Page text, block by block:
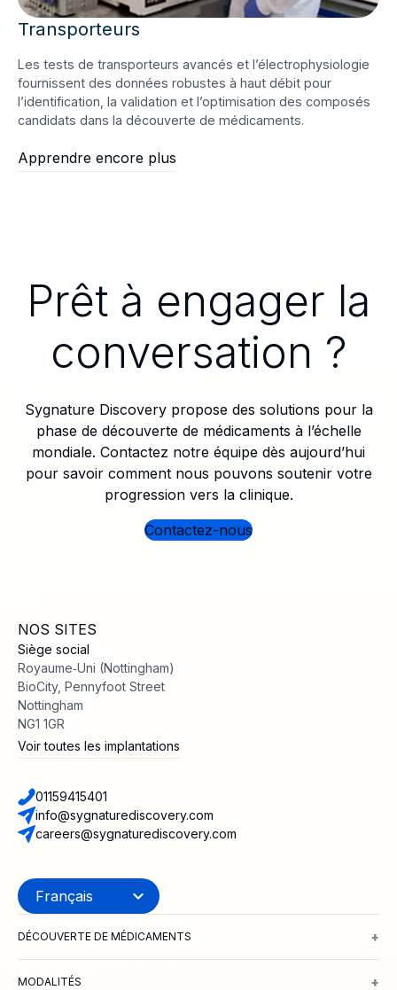
Transporteurs
Les tests de transporteurs avancés et l’électrophysiologie
fournissent des données robustes à haut débit pour
l’identification, la validation et l’optimisation des composés
candidats dans la découverte de médicaments.
Apprendre encore plus
Prêt à engager la
conversation ?
Sygnature Discovery propose des solutions pour la
phase de découverte de médicaments à l’échelle
mondiale. Contactez notre équipe dès aujourd’hui
pour savoir comment nous pouvons soutenir votre
progression vers la clinique.
Contactez-nous
NOS SITES
Siège social
Royaume‑Uni (Nottingham)
BioCity, Pennyfoot Street
Nottingham
NG1 1GR
Voir toutes les implantations
01159415401
info@sygnaturediscovery.com
careers@sygnaturediscovery.com
DÉCOUVERTE DE MÉDICAMENTS
+
MODALITÉS +